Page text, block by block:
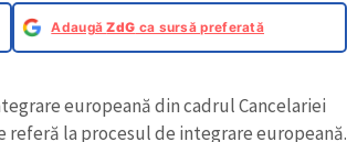
AdaugăZdG ca sursă preferată
europeană din cadrul Cancelariei
referă la procesul de integrare europeană.